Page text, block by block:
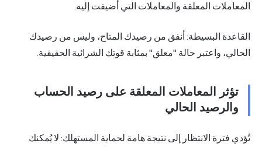
المعاملات المعلقة والمعاملات التي أُضيفت إليه.
القاعدة البسيطة: أنفق من رصيدك المتاح، وليس من رصيدك
الحالي، واعتبر حالة "معلق" بمثابة قوتك الشرائية الحقيقية.
تؤثر المعاملات المعلقة على رصيد الحساب
والرصيد الحالي
تُؤدي فترة الانتظار إلى نتيجة هامة لحماية المستهلك: لا يُمكنك